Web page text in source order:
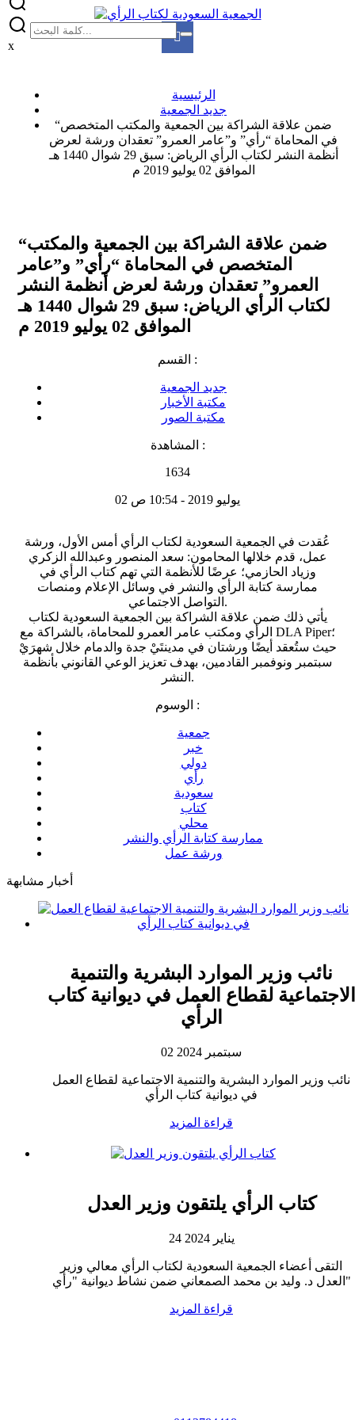
x
الرئيسية
جديد الجمعية
“ضمن علاقة الشراكة بين الجمعية والمكتب المتخصص
في المحاماة “رأي” و”عامر العمرو” تعقدان ورشة لعرض
أنظمة النشر لكتاب الرأي الرياض: سبق 29 شوال 1440 هـ
الموافق 02 يوليو 2019 م
“ضمن علاقة الشراكة بين الجمعية والمكتب
المتخصص في المحاماة “رأي” و”عامر
العمرو” تعقدان ورشة لعرض أنظمة النشر
لكتاب الرأي الرياض: سبق 29 شوال 1440 هـ
الموافق 02 يوليو 2019 م
القسم :
جديد الجمعية
مكتبة الأخبار
مكتبة الصور
المشاهدة :
1634
02 يوليو 2019 - 10:54 ص
عُقدت في الجمعية السعودية لكتاب الرأي أمس الأول، ورشة
عمل، قدم خلالها المحامون: سعد المنصور وعبدالله الزكري
وزياد الحازمي؛ عرضًا للأنظمة التي تهم كتاب الرأي في
ممارسة كتابة الرأي والنشر في وسائل الإعلام ومنصات
التواصل الاجتماعي.
يأتي ذلك ضمن علاقة الشراكة بين الجمعية السعودية لكتاب
الرأي ومكتب عامر العمرو للمحاماة، بالشراكة مع DLA Piper؛
حيث ستُعقد أيضًا ورشتان في مدينتَيْ جدة والدمام خلال شهرَيْ
سبتمبر ونوفمبر القادمين، بهدف تعزيز الوعي القانوني بأنظمة
النشر.
الوسوم :
جمعية
خبر
دولي
رأي
سعودية
كتاب
محلي
ممارسة كتابة الرأي والنشر
ورشة عمل
أخبار مشابهة
نائب وزير الموارد البشرية والتنمية
الاجتماعية لقطاع العمل في ديوانية كتاب
الرأي
02 سبتمبر 2024
نائب وزير الموارد البشرية والتنمية الاجتماعية لقطاع العمل
في ديوانية كتاب الرأي
قراءة المزيد
كتاب الرأي يلتقون وزير العدل
24 يناير 2024
التقى أعضاء الجمعية السعودية لكتاب الرأي معالي وزير
العدل د. وليد بن محمد الصمعاني ضمن نشاط ديوانية "رأي"
قراءة المزيد